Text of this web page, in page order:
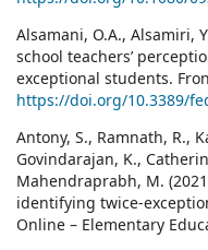
Alsamani, O.A., Alsamiri,
school teachers’
exceptional students.
https://doi.org/10.3389/
Antony, S., Ramnath, R.,
Govindarajan, K.,
Mahendraprabh, M.
identifying twice-
Online – Elementary